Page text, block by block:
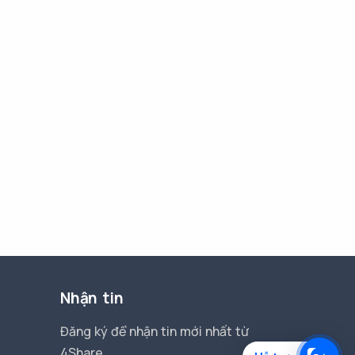
Nhận tin
Đăng ký để nhận tin mới nhất từ